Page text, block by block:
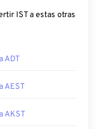
IST a estas otras
ADT
AEST
AKST